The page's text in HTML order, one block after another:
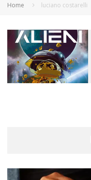
Home luciano costarelli